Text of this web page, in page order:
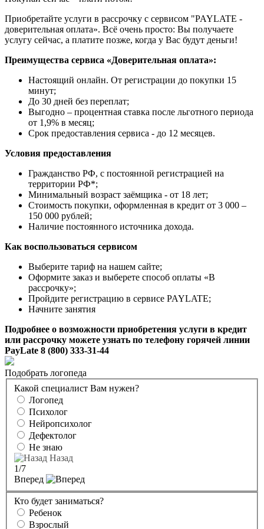
Приобретайте услуги в рассрочку с сервисом "PAYLATE -
доверительная оплата». Всё очень просто: Вы получаете
услугу сейчас, а платите позже, когда у Вас будут деньги!
Преимущества сервиса «Доверительная оплата»:
Настоящий онлайн. От регистрации до покупки 15
минут;
До 30 дней без переплат;
Выгодно – процентная ставка после льготного периода
от 1,9% в месяц;
Срок предоставления сервиса - до 12 месяцев.
Условия предоставления
Гражданство РФ, с постоянной регистрацией на
территории РФ*;
Минимальный возраст заёмщика - от 18 лет;
Стоимость покупки, оформленная в кредит от 3 000 –
150 000 рублей;
Наличие постоянного источника дохода.
Как воспользоваться сервисом
Выберите тариф на нашем сайте;
Оформите заказ и выберете способ оплаты «В
рассрочку»;
Пройдите регистрацию в сервисе PAYLATE;
Начните занятия
Подробнее о возможности приобретения услуги в кредит
или рассрочку можете узнать по телефону горячей линии
PayLate 8 (800) 333-31-44
Подобрать логопеда
Какой специалист Вам нужен?
Логопед
Психолог
Нейропсихолог
Дефектолог
Не знаю
Назад
1/7
Вперед
Кто будет заниматься?
Ребенок
Взрослый